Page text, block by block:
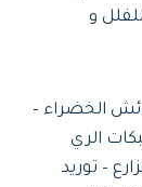
و
الخضراء –
الري
– توريد